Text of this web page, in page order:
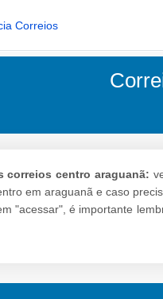
correios centro araguanã:
em araguanã e caso
"acessar", é importante